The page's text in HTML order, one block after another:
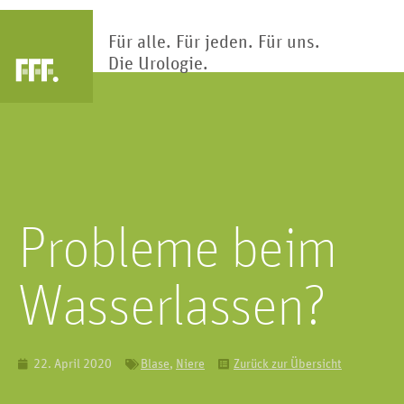
Für alle. Für jeden. Für uns.
Die Urologie.
Blut hunderte
Probleme beim
Wasserlassen?
22. April 2020 Blase, Niere Zurück zur Übersicht